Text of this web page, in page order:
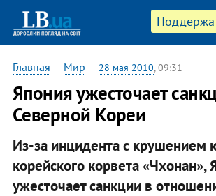
Главная — Мир — 28 мая 2010, 09:31
Япония ужесточает
Северной Кореи
Из-за инцидента с крушением
корейского корвета «Чхонан»,
ужесточает санкции в